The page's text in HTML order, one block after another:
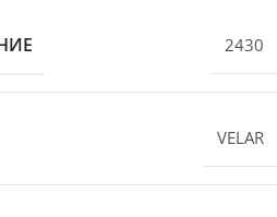
2430
VELAR